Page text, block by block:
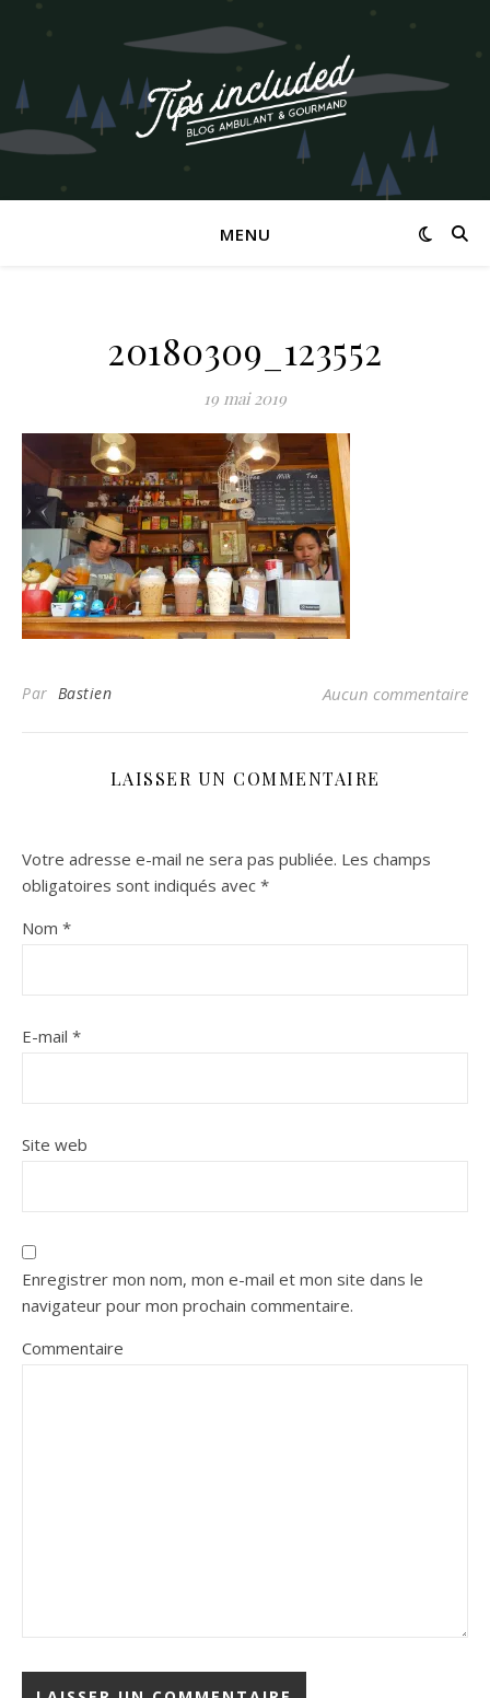
MENU
20180309_123552
19 mai 2019
Par Bastien Aucun commentaire
LAISSER UN COMMENTAIRE
Votre adresse e-mail ne sera pas publiée. Les champs
obligatoires sont indiqués avec *
Nom *
E-mail *
Site web
Enregistrer mon nom, mon e-mail et mon site dans le
navigateur pour mon prochain commentaire.
Commentaire